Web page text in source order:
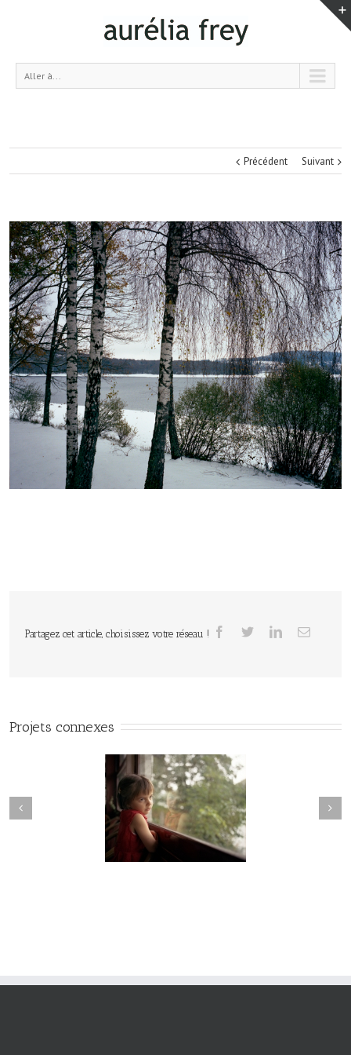
Aller à...
Précédent Suivant
Partagez cet article, choisissez votre réseau !
Projets connexes
Hesychia #021